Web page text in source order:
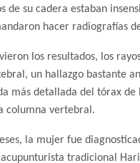
de su cadera estaban
hacer radiografías
los resultados, los
un hallazgo bastante
más detallada del tórax de
columna vertebral.
la mujer fue
tradicional